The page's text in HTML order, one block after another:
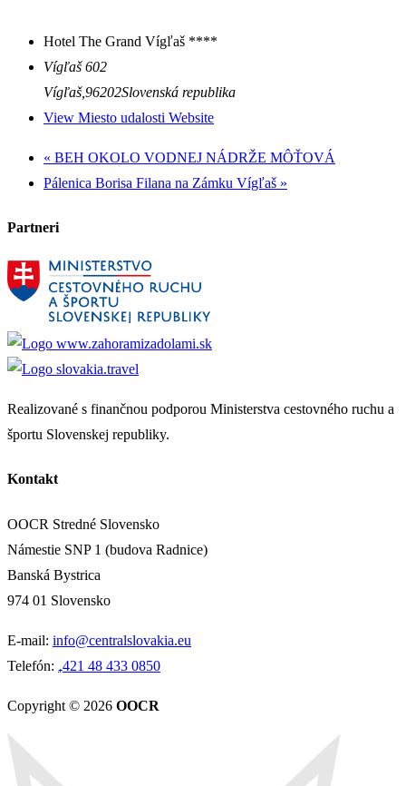
Hotel The Grand Vígľaš ****
Vígľaš 602
Vígľaš,96202Slovenská republika
View Miesto udalosti Website
« BEH OKOLO VODNEJ NÁDRŽE MÔŤOVÁ
Pálenica Borisa Filana na Zámku Vígľaš »
Partneri
Realizované s finančnou podporou Ministerstva cestovného ruchu a
športu Slovenskej republiky.
Kontakt
OOCR Stredné Slovensko
Námestie SNP 1 (budova Radnice)
Banská Bystrica
974 01 Slovensko
E-mail: info@centralslovakia.eu
Telefón: ₊421 48 433 0850
Copyright © 2026 OOCR